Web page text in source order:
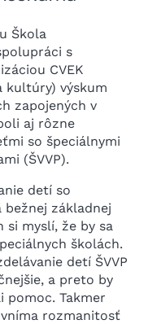
Škola
s
CVEK
kultúry) výskum
zapojených v
aj rôzne
so špeciálnymi
(ŠVVP).
detí so
základnej
si myslí, že by sa
školách.
detí ŠVVP
a preto by
Takmer
rozmanitosť